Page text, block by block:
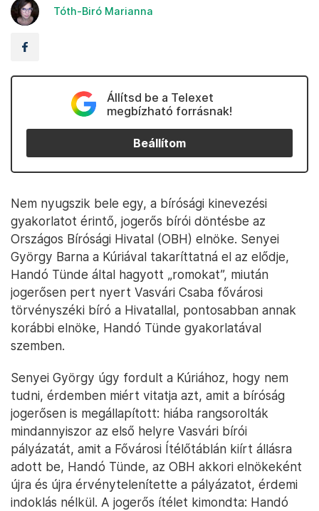
Tóth-Biró Marianna
Állítsd be a Telexet
megbízható forrásnak!
Beállítom
Nem nyugszik bele egy, a bírósági kinevezési
gyakorlatot érintő, jogerős bírói döntésbe az
Országos Bírósági Hivatal (OBH) elnöke. Senyei
György Barna a Kúriával takaríttatná el az elődje,
Handó Tünde által hagyott „romokat”, miután
jogerősen pert nyert Vasvári Csaba fővárosi
törvényszéki bíró a Hivatallal, pontosabban annak
korábbi elnöke, Handó Tünde gyakorlatával
szemben.
Senyei György úgy fordult a Kúriához, hogy nem
tudni, érdemben miért vitatja azt, amit a bíróság
jogerősen is megállapított: hiába rangsorolták
mindannyiszor az első helyre Vasvári bírói
pályázatát, amit a Fővárosi Ítélőtáblán kiírt állásra
adott be, Handó Tünde, az OBH akkori elnökeként
újra és újra érvénytelenítette a pályázatot, érdemi
indoklás nélkül. A jogerős ítélet kimondta: Handó